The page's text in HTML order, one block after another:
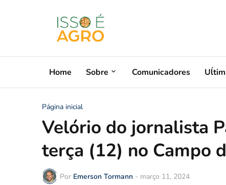
Home Sobre Comunicadores
Página inicial
Velório do jornalista
terça (12) no Campo
Por Emerson Tormann - março 11, 2024